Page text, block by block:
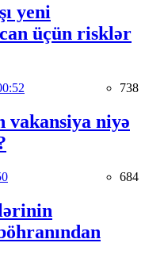
yeni
üçün risklər
738
vakansiya niyə
684